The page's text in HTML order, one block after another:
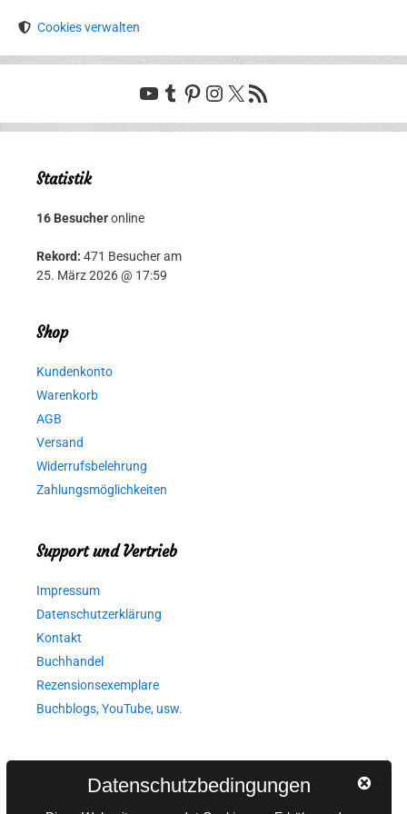
Cookies verwalten
YouTube
Tumblr
Pinterest
Instagram
X RSS-Feed
Statistik
16 Besucheronline
Rekord: 471 Besucher am
25. März 2026 @ 17:59
Shop
Kundenkonto
Warenkorb
AGB
Versand
Widerrufsbelehrung
Zahlungsmöglichkeiten
Support und Vertrieb
Impressum
Datenschutzerklärung
Kontakt
Buchhandel
Rezensionsexemplare
Buchblogs, YouTube, usw.
AGB für Medienprojekte
Datenschutzbedingungen